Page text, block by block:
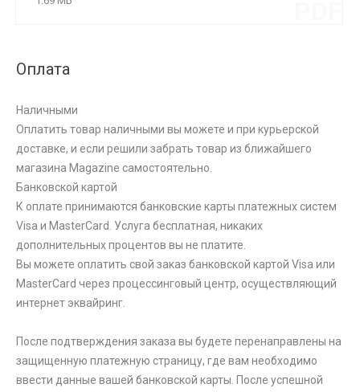
Оплата
Наличными
Оплатить товар наличными вы можете и при курьерской
доставке, и если решили забрать товар из ближайшего
магазина Magazine самоcтоятельно.
Банковской картой
К оплате принимаются банковские карты платежных систем
Visa и MasterCard. Услуга бесплатная, никаких
дополнительных процентов вы не платите.
Вы можете оплатить свой заказ банковской картой Visa или
MasterCard через процессинговый центр, осуществляющий
интернет эквайринг.
После подтверждения заказа вы будете перенаправлены на
защищенную платежную страницу, где вам необходимо
ввести данные вашей банковской карты. После успешной